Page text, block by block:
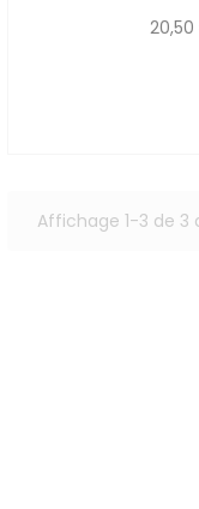
Affichage 1-3 de 3